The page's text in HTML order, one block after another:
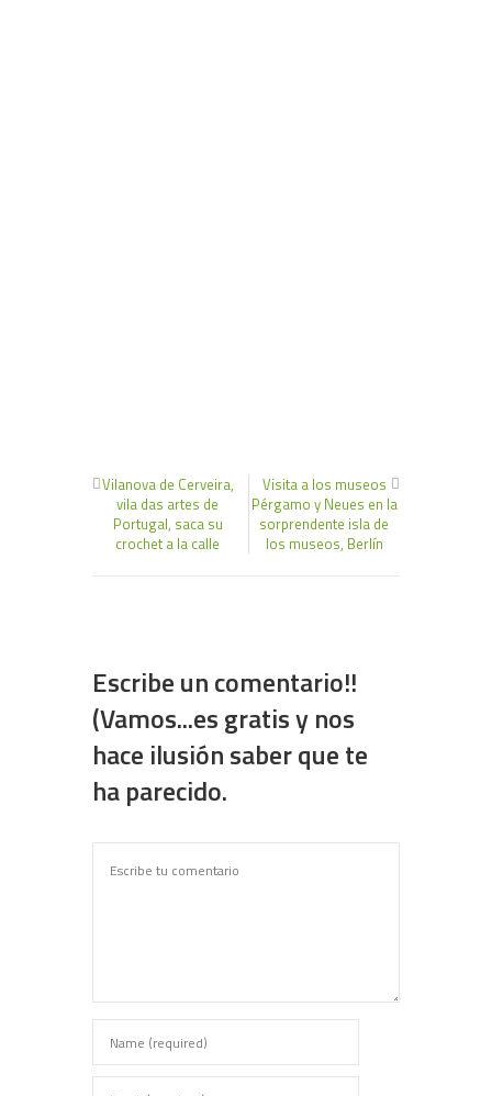
Vilanova de Cerveira,
vila das artes de
Portugal, saca su
crochet a la calle
Visita a los museos
Pérgamo y Neues en la
sorprendente isla de
los museos, Berlín
Escribe un comentario!!
(Vamos...es gratis y nos
hace ilusión saber que te
ha parecido.